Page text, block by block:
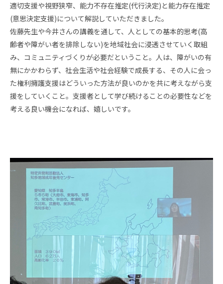
適切支援や視野狭窄、能力不存在推定(代行決定)と能力存在推定
(意思決定支援)について解説していただきました。
佐藤先生や今井さんの講義を通して、人としての基本的思考(高
齢者や障がい者を排除しない)を地域社会に浸透させていく取組
み、コミュニティづくりが必要だということ。人は、障がいの有
無にかかわらず、社会生活や社会経験で成長する、その人に会っ
た権利擁護支援はどういった方法が良いのかを共に考えながら支
援をしていくこと。支援者として学び続けることの必要性などを
考える良い機会になれば、嬉しいです。